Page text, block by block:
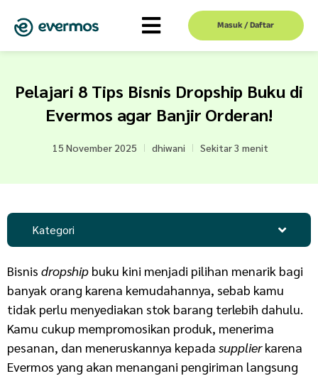
Masuk / Daftar
Pelajari 8 Tips Bisnis Dropship Buku di
Evermos agar Banjir Orderan!
15 November 2025 dhiwani Sekitar 3 menit
Kategori
Bisnis dropship buku kini menjadi pilihan menarik bagi
banyak orang karena kemudahannya, sebab kamu
tidak perlu menyediakan stok barang terlebih dahulu.
Kamu cukup mempromosikan produk, menerima
pesanan, dan meneruskannya kepada supplierkarena
Evermos yang akan menangani pengiriman langsung